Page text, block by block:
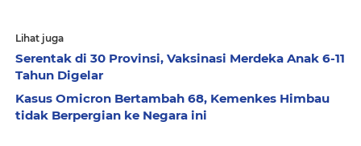
Lihat juga
Serentak di 30 Provinsi, Vaksinasi Merdeka Anak 6-11
Tahun Digelar
Kasus Omicron Bertambah 68, Kemenkes Himbau
tidak Berpergian ke Negara ini